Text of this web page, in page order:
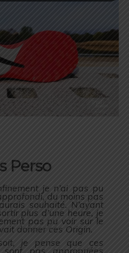
Perso
je n’ai pas pu
du moins pas
souhaité. N’ayant
plus d’une heure, je
pas pu voir sur le
donner ces Origin.
je pense que ces
sont pas appropriées